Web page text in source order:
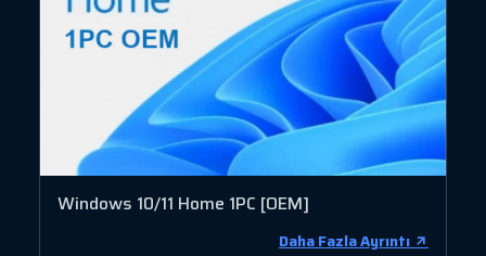
Windows 10/11 Home 1PC [OEM]
Daha Fazla Ayrıntı